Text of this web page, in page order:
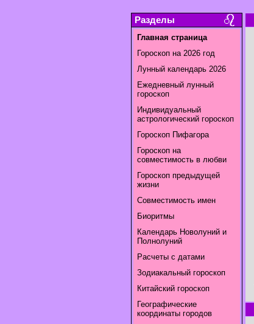
Разделы
Главная страница
Гороскоп на 2026 год
Лунный календарь 2026
Ежедневный лунный
гороскоп
Индивидуальный
астрологический гороскоп
Гороскоп Пифагора
Гороскоп на
совместимость в любви
Гороскоп предыдущей
жизни
Совместимость имен
Биоритмы
Календарь Новолуний и
Полнолуний
Расчеты с датами
Зодиакальный гороскоп
Китайский гороскоп
Географические
координаты городов